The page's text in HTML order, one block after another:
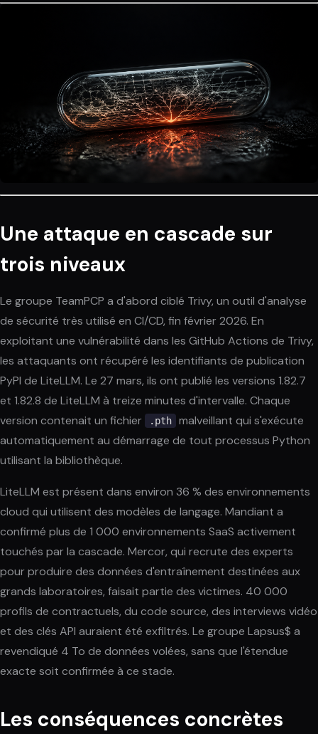
Une attaque en cascade sur
trois niveaux
Le groupe TeamPCP a d'abord ciblé Trivy, un outil d'analyse
de sécurité très utilisé en CI/CD, fin février 2026. En
exploitant une vulnérabilité dans les GitHub Actions de Trivy,
les attaquants ont récupéré les identifiants de publication
PyPI de LiteLLM. Le 27 mars, ils ont publié les versions 1.82.7
et 1.82.8 de LiteLLM à treize minutes d'intervalle. Chaque
version contenait un fichier
.pth
malveillant qui s'exécute
automatiquement au démarrage de tout processus Python
utilisant la bibliothèque.
LiteLLM est présent dans environ 36 % des environnements
cloud qui utilisent des modèles de langage. Mandiant a
confirmé plus de 1 000 environnements SaaS activement
touchés par la cascade. Mercor, qui recrute des experts
pour produire des données d'entraînement destinées aux
grands laboratoires, faisait partie des victimes. 40 000
profils de contractuels, du code source, des interviews vidéo
et des clés API auraient été exfiltrés. Le groupe Lapsus$ a
revendiqué 4 To de données volées, sans que l'étendue
exacte soit confirmée à ce stade.
Les conséquences concrètes